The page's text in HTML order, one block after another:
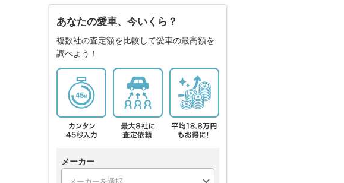
あなたの愛車、今いくら？
複数社の査定額を比較して愛車の最高額を
調べよう！
メーカー